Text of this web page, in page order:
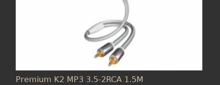
Premium K2 MP3 3.5-2RCA 1.5M